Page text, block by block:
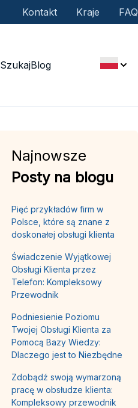
Kontakt Kraje FAQ
SzukajBlog
Najnowsze
Posty na blogu
Pięć przykładów firm w
Polsce, które są znane z
doskonałej obsługi klienta
Świadczenie Wyjątkowej
Obsługi Klienta przez
Telefon: Kompleksowy
Przewodnik
Podniesienie Poziomu
Twojej Obsługi Klienta za
Pomocą Bazy Wiedzy:
Dlaczego jest to Niezbędne
Zdobądź swoją wymarzoną
pracę w obsłudze klienta:
Kompleksowy przewodnik